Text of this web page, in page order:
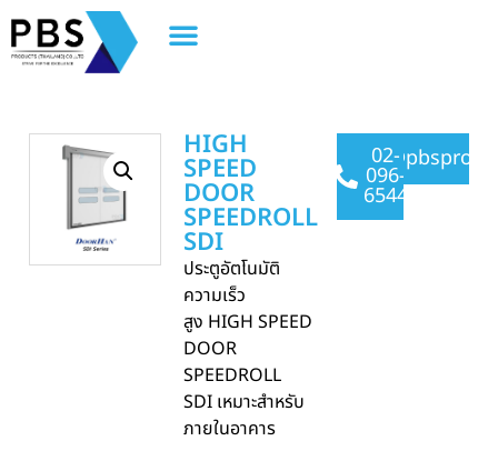
02-
096-
6544
HIGH
SPEED
DOOR
SPEEDROLL
SDI
ประตูอัตโนมัติ
ความเร็ว
สูง HIGH SPEED
DOOR
SPEEDROLL
SDI เหมาะสำหรับ
ภายในอาคาร